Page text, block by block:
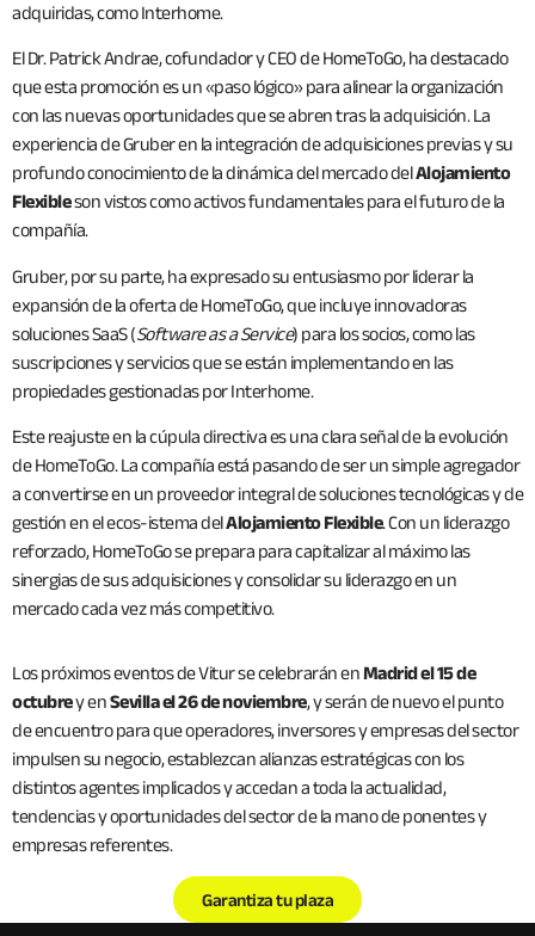
adquiridas, como Interhome.
El Dr. Patrick Andrae, cofundador y CEO de HomeToGo, ha destacado
que esta promoción es un «paso lógico» para alinear la organización
con las nuevas oportunidades que se abren tras la adquisición. La
experiencia de Gruber en la integración de adquisiciones previas y su
profundo conocimiento de la dinámica del mercado delAlojamiento
Flexibleson vistos como activos fundamentales para el futuro de la
compañía.
Gruber, por su parte, ha expresado su entusiasmo por liderar la
expansión de la oferta de HomeToGo, que incluye innovadoras
soluciones SaaS (Software as a Service) para los socios, como las
suscripciones y servicios que se están implementando en las
propiedades gestionadas por Interhome.
Este reajuste en la cúpula directiva es una clara señal de la evolución
de HomeToGo. La compañía está pasando de ser un simple agregador
a convertirse en un proveedor integral de soluciones tecnológicas y de
gestión en el ecos-istema delAlojamiento Flexible. Con un liderazgo
reforzado, HomeToGo se prepara para capitalizar al máximo las
sinergias de sus adquisiciones y consolidar su liderazgo en un
mercado cada vez más competitivo.
Los próximos eventos de Vitur se celebrarán enMadrid el 15 de
octubrey enSevilla el 26 de noviembre, y serán de nuevo el punto
de encuentro para que operadores, inversores y empresas del sector
impulsen su negocio, establezcan alianzas estratégicas con los
distintos agentes implicados y accedan a toda la actualidad,
tendencias y oportunidades del sector de la mano de ponentes y
empresas referentes.
Garantiza tu plaza